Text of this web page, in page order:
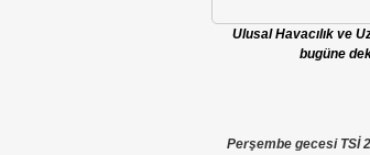
Ulusal Havacılık ve
bugüne
Perşembe gecesi TSİ